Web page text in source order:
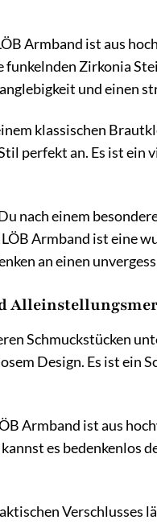
Armband ist aus
Zirkonia
und einen
klassischen
perfekt an. Es ist ein
nach einem
Armband ist eine
an einen
Schmuckstücken
Design. Es ist ein
Armband ist aus
es bedenkenlos
Verschlusses